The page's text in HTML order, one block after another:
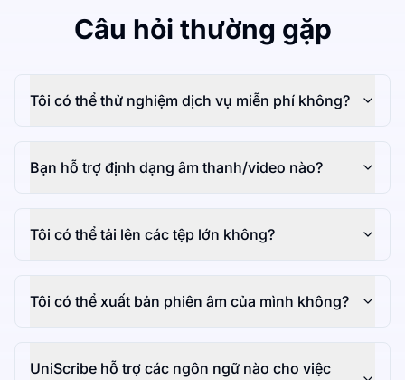
Câu hỏi thường gặp
Tôi có thể thử nghiệm dịch vụ miễn phí không?
Bạn hỗ trợ định dạng âm thanh/video nào?
Tôi có thể tải lên các tệp lớn không?
Tôi có thể xuất bản phiên âm của mình không?
UniScribe hỗ trợ các ngôn ngữ nào cho việc